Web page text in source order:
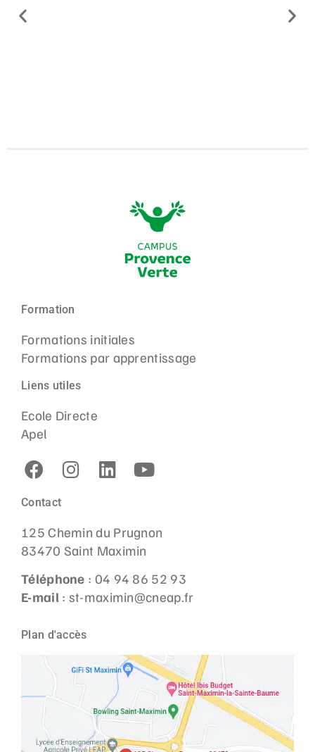
Formation
Formations initiales
Formations par apprentissage
Liens utiles
Ecole Directe
Apel
Contact
125 Chemin du Prugnon
83470 Saint Maximin
Téléphone : 04 94 86 52 93
E-mail : st-maximin@cneap.fr
Plan d'accès